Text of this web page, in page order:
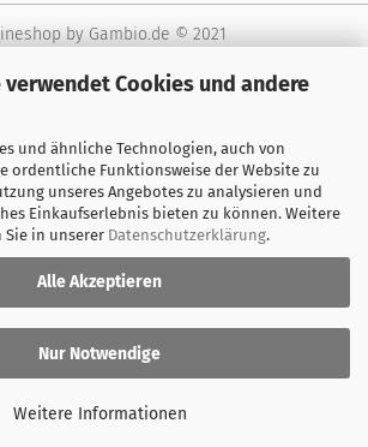
verwendet Cookies und andere
und ähnliche Technologien, auch von
ordentliche Funktionsweise der Website zu
unseres Angebotes zu analysieren und
Einkaufserlebnis bieten zu können. Weitere
in unserer Datenschutzerklärung.
Alle Akzeptieren
Nur Notwendige
Weitere Informationen
by Gambio.de © 2021